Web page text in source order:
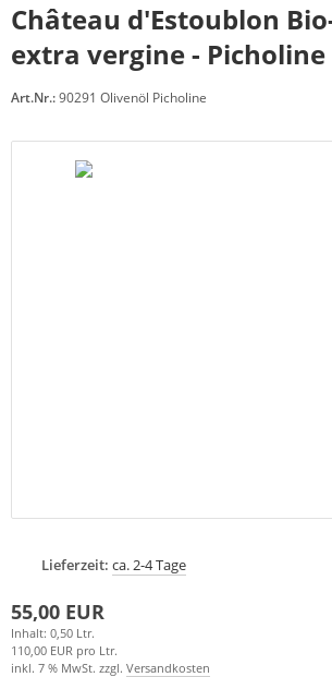
Château d'Estoublon
extra vergine - Picholine
Art.Nr.:90291 Olivenöl Picholine
Lieferzeit: ca. 2-4 Tage
55,00 EUR
Inhalt: 0,50 Ltr.
110,00 EUR pro Ltr.
inkl. 7 % MwSt. zzgl. Versandkosten